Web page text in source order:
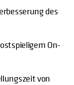
des
On-
von